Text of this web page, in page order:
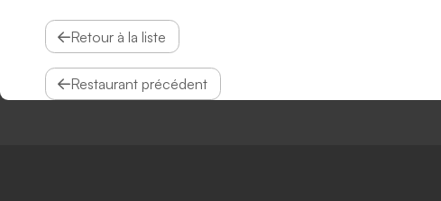
Retour à la liste
Restaurant précédent